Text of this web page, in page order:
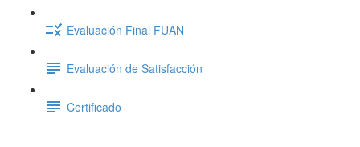
Evaluación Final FUAN
Evaluación de Satisfacción
Certificado